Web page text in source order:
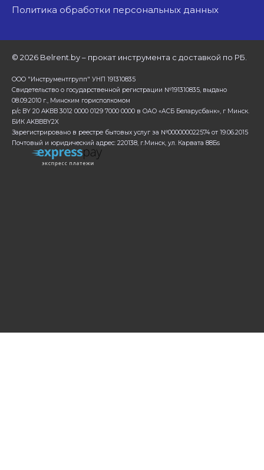
Политика обработки персональных данных
© 2026 Belrent.by – прокат инструмента с доставкой по РБ.
ООО "Инструментгрупп" УНП 191310835
Свидетельство о государственной регистрации №191310835, выдано
08.09.2010 г., Минским горисполкомом
р/с BY 20 AKBB 3012 0000 0129 7000 0000 в ОАО «АСБ Беларусбанк», г Минск.
БИК AKBBBY2X
Зарегистрировано в реестре бытовых услуг за №000000022574 от 19.06.2015
Почтовый и юридический адрес: 220138, г.Минск, ул. Карвата 88Бs